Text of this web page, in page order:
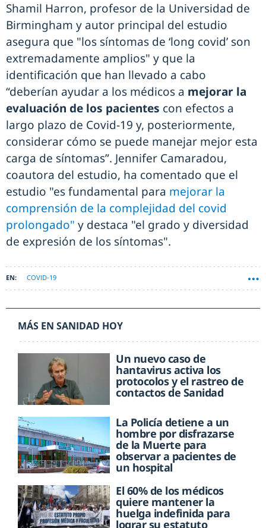
Shamil Harron, profesor de la Universidad de
Birmingham y autor principal del estudio
asegura que "los síntomas de ‘long covid’ son
extremadamente amplios" y que la
identificación que han llevado a cabo
“deberían ayudar a los médicos a mejorar la
evaluación de los pacientes con efectos a
largo plazo de Covid-19 y, posteriormente,
considerar cómo se puede manejar mejor esta
carga de síntomas”. Jennifer Camaradou,
coautora del estudio, ha comentado que el
estudio "es fundamental para mejorar la
comprensión de la complejidad del covid
prolongado" y destaca "el grado y diversidad
de expresión de los síntomas".
COVID-19
MÁS EN SANIDAD HOY
Un nuevo caso de
hantavirus activa los
protocolos y el rastreo de
contactos de Sanidad
La Policía detiene a un
hombre por disfrazarse
de la Muerte para
observar a pacientes de
un hospital
El 60% de los médicos
quiere mantener la
huelga indefinida para
lograr su estatuto